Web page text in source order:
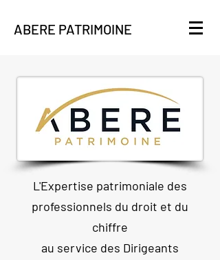
ABERE PATRIMOINE
L'Expertise patrimoniale des
professionnels du droit et du
chiffre
au service des Dirigeants